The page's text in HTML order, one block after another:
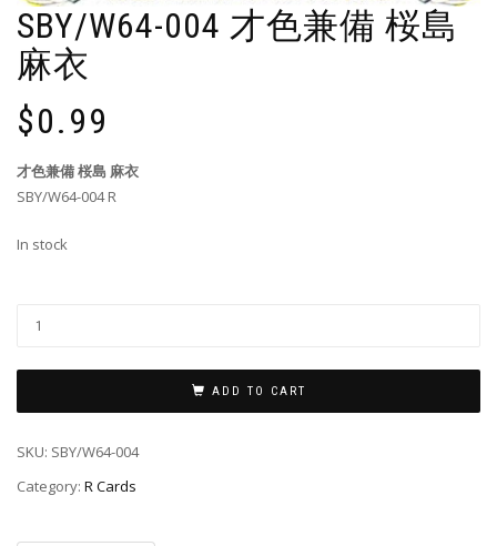
SBY/W64-004 才色兼備 桜島
麻衣
$0.99
才色兼備 桜島 麻衣
SBY/W64-004 R
In stock
ADD TO CART
SKU: SBY/W64-004
Category: R Cards